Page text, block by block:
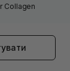
Collagen